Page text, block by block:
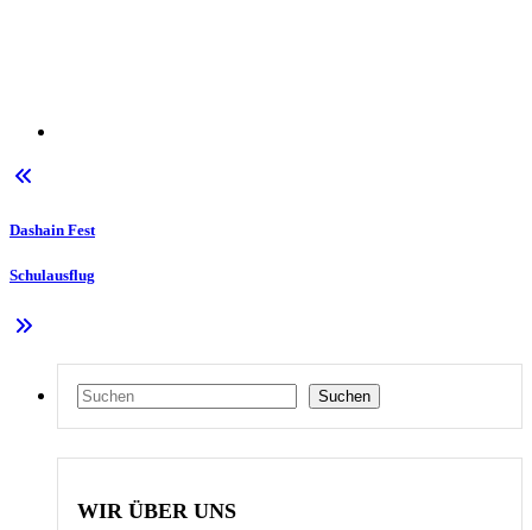
Dashain Fest
Schulausflug
Suchen Suchen
WIR ÜBER UNS